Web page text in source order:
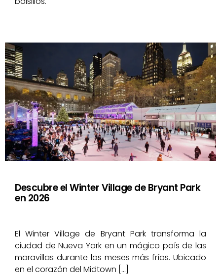
Descubre el Winter Village de Bryant Park
en 2026
El Winter Village de Bryant Park transforma la
ciudad de Nueva York en un mágico país de las
maravillas durante los meses más fríos. Ubicado
en el corazón del Midtown […]